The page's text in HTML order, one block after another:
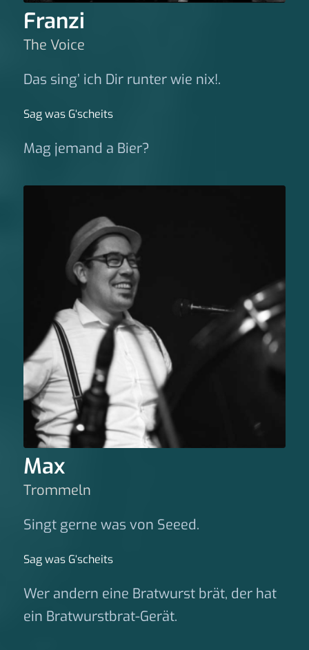
Franzi
The Voice
Das sing’ ich Dir runter wie nix!.
Sag was G‘scheits
Mag jemand a Bier?
Max
Trommeln
Singt gerne was von Seeed.
Sag was G‘scheits
Wer andern eine Bratwurst brät, der hat
ein Bratwurstbrat-Gerät.